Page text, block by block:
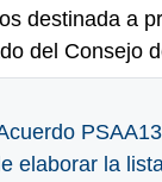
destinada a
del Consejo
elaborar la